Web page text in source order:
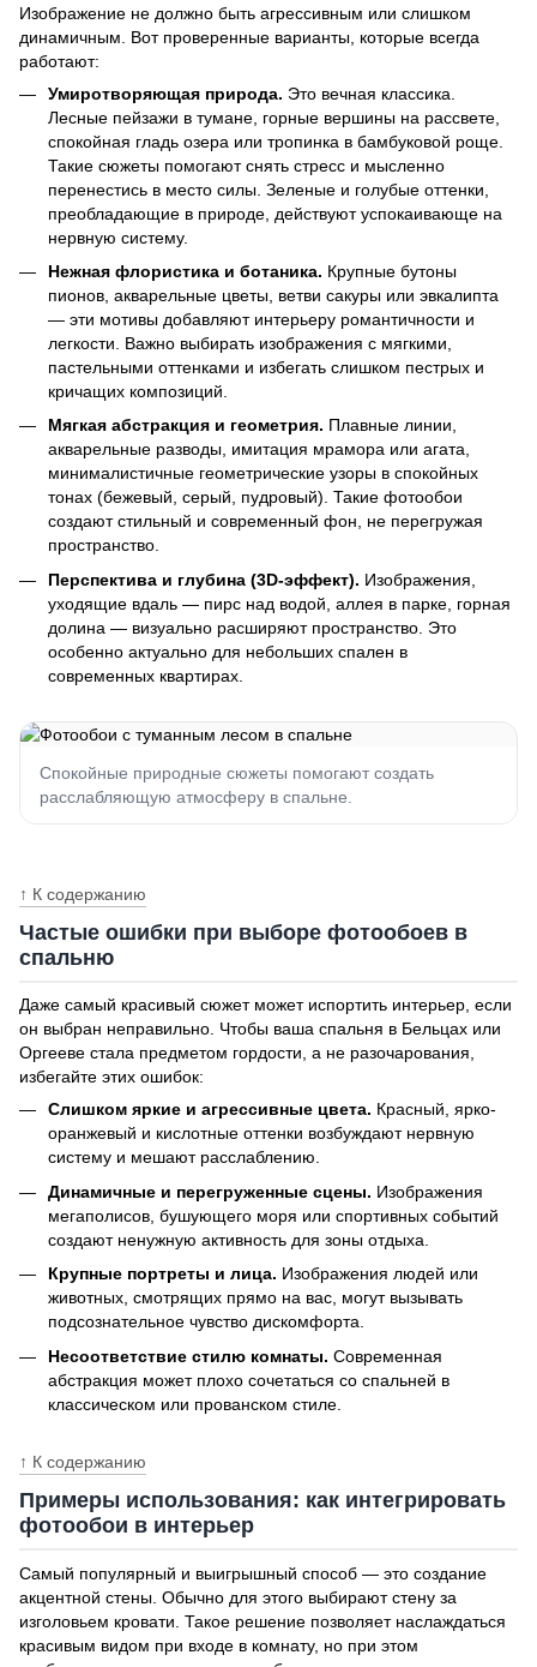
Изображение не должно быть агрессивным или слишком
динамичным. Вот проверенные варианты, которые всегда
работают:
Умиротворяющая природа. Это вечная классика.
Лесные пейзажи в тумане, горные вершины на рассвете,
спокойная гладь озера или тропинка в бамбуковой роще.
Такие сюжеты помогают снять стресс и мысленно
перенестись в место силы. Зеленые и голубые оттенки,
преобладающие в природе, действуют успокаивающе на
нервную систему.
Нежная флористика и ботаника. Крупные бутоны
пионов, акварельные цветы, ветви сакуры или эвкалипта
— эти мотивы добавляют интерьеру романтичности и
легкости. Важно выбирать изображения с мягкими,
пастельными оттенками и избегать слишком пестрых и
кричащих композиций.
Мягкая абстракция и геометрия. Плавные линии,
акварельные разводы, имитация мрамора или агата,
минималистичные геометрические узоры в спокойных
тонах (бежевый, серый, пудровый). Такие фотообои
создают стильный и современный фон, не перегружая
пространство.
Перспектива и глубина (3D-эффект). Изображения,
уходящие вдаль — пирс над водой, аллея в парке, горная
долина — визуально расширяют пространство. Это
особенно актуально для небольших спален в
современных квартирах.
Спокойные природные сюжеты помогают создать
расслабляющую атмосферу в спальне.
↑ К содержанию
Частые ошибки при выборе фотообоев в
спальню
Даже самый красивый сюжет может испортить интерьер, если
он выбран неправильно. Чтобы ваша спальня в Бельцах или
Оргееве стала предметом гордости, а не разочарования,
избегайте этих ошибок:
Слишком яркие и агрессивные цвета. Красный, ярко-
оранжевый и кислотные оттенки возбуждают нервную
систему и мешают расслаблению.
Динамичные и перегруженные сцены. Изображения
мегаполисов, бушующего моря или спортивных событий
создают ненужную активность для зоны отдыха.
Крупные портреты и лица. Изображения людей или
животных, смотрящих прямо на вас, могут вызывать
подсознательное чувство дискомфорта.
Несоответствие стилю комнаты. Современная
абстракция может плохо сочетаться со спальней в
классическом или прованском стиле.
↑ К содержанию
Примеры использования: как интегрировать
фотообои в интерьер
Самый популярный и выигрышный способ — это создание
акцентной стены. Обычно для этого выбирают стену за
изголовьем кровати. Такое решение позволяет наслаждаться
красивым видом при входе в комнату, но при этом